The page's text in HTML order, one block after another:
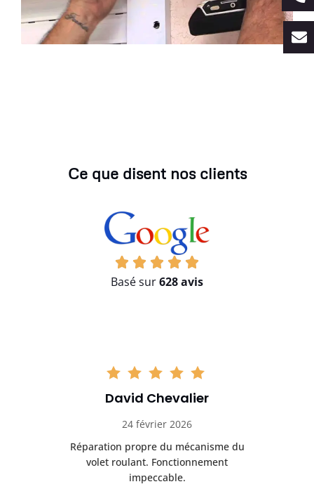
Ce que disent nos clients
Basé sur628 avis
David Chevalier
24 février 2026
Réparation propre du mécanisme du
volet roulant. Fonctionnement
impeccable.